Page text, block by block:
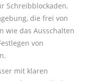
Schreibblockaden.
die frei von
wie das Ausschalten
von
mit klaren